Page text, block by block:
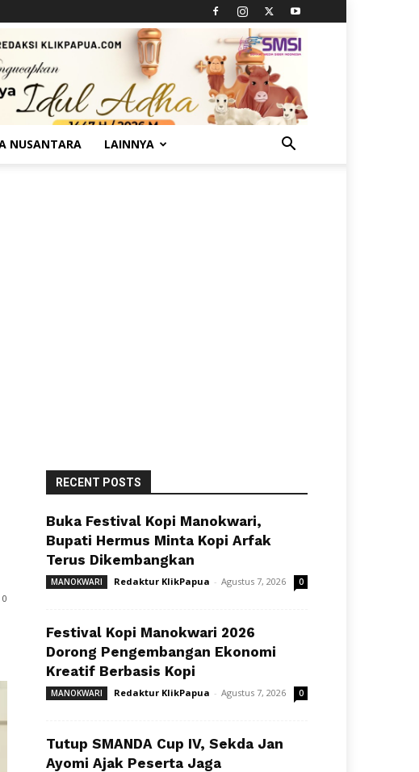
NUSANTARA LAINNYA
0
RECENT POSTS
Buka Festival Kopi Manokwari,
Bupati Hermus Minta Kopi Arfak
Terus Dikembangkan
MANOKWARI Redaktur KlikPapua - Agustus 7, 2026 0
Festival Kopi Manokwari 2026
Dorong Pengembangan Ekonomi
Kreatif Berbasis Kopi
MANOKWARI Redaktur KlikPapua - Agustus 7, 2026 0
Tutup SMANDA Cup IV, Sekda Jan
Ayomi Ajak Peserta Jaga